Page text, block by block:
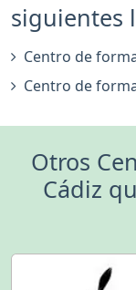
siguientes
Centro de
Centro de
Otros
Cádiz